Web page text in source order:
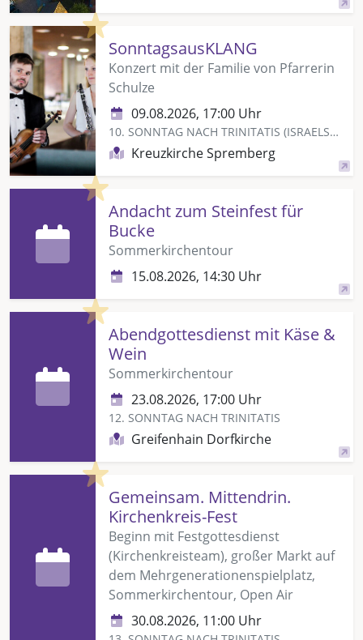
Highlight
SonntagsausKLANG
Konzert mit der Familie von Pfarrerin
Schulze
09.08.2026, 17:00 Uhr
10. SONNTAG NACH TRINITATIS (ISRAELSONNTAG)
Kreuzkirche Spremberg
Highlight
Andacht zum Steinfest für
Bucke
Sommerkirchentour
15.08.2026, 14:30 Uhr
Highlight
Abendgottesdienst mit Käse &
Wein
Sommerkirchentour
23.08.2026, 17:00 Uhr
12. SONNTAG NACH TRINITATIS
Greifenhain Dorfkirche
Highlight
Gemeinsam. Mittendrin.
Kirchenkreis-Fest
Beginn mit Festgottesdienst
(Kirchenkreisteam), großer Markt auf
dem Mehrgenerationenspielplatz,
Sommerkirchentour, Open Air
30.08.2026, 11:00 Uhr